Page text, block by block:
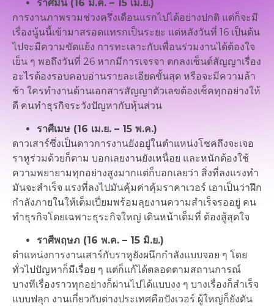
ราศีมีน (16 มี.ค. – 15 เม.ย.)
การงานภาพรวมช่วงครึ่งเดือนแรกไปได้อย่างปกติ แต่ก็จะมี
เรื่องนู้นนี้เข้ามาสรอดแทรกเป็นระยะ แต่หลังวันที่ 16 เป็นต้น
ไปจะมีความขัดแย้ง การทะเลาะกับเพื่อนร่วมงานได้ต้องใจ
เย็น ๆ พอถึงวันที่ 26 หากมีการเจรจา ตกลงเซ็นต์สัญญาเรื่อง
อะไรต้องรอบคอบอ่านรายละเอียดขั้นสุด หรือจะมีความล้า
ช้า ใครทำงานด้านเอกสารสัญญาตัวเลขต้องเช็คทุกอย่างให้
ดี คนทำธุรกิจระวังปัญหากับหุ้นส่วน
ราศีเมษ (16 เม.ย. – 15 พ.ค.)
ดาวเสาร์ซึ่งเป็นดาวการงานยังอยู่ในตำแหน่งโชคถึงจะเจอ
ราหูร่วมด้วยก็ตาม บอกเลยงานยังเหนื่อย และหนักต้องใช้
ความพยายามทุกอย่างสูงมากแต่ก็บอกเลยว่า สิ่งที่ลงแรงทำ
มันจะสำเร็จ แรงที่ลงไปมันคุ้มค่าคุ้มราคาเวอร์ เอาเป็นว่าฝึก
กำลังภายในให้เต็มเปี่ยมพร้อมลุยงานความสำเร็จรออยู่ คน
ทำธุรกิจโดยเฉพาะธุระกิจใหญ่ เดินหน้าเต็มที่ ต้องสู้สุดใจ
ราศีพฤษภ (16 พ.ค. – 15 มิ.ย.)
ตำแหน่งการงานเสาร์กับราหูยังผนึกกำลังแบบจอย ๆ โดย
ทั่วไปปัญหาก็มีเรื่อย ๆ แต่ก็แก้ได้ตลอดตามสถานการณ์
บางทีเรื่องราวทุกอย่างก็ผ่านไปได้แบบงง ๆ บางเรื่องก็สำเร็จ
แบบฟลุก งานเกี่ยวกับต่างประเทศคือปังเวอร์ ผู้ใหญ่ก็ยังดัน